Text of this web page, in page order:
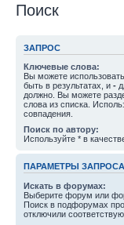
Поиск
ЗАПРОС
Ключевые слова:
Вы можете использовать
быть в результатах, и -
должно. Вы можете
слова из списка.
совпадения.
Поиск по автору:
Используйте * в
ПАРАМЕТРЫ ЗАПРОСА
Искать в форумах:
Выберите форум или
Поиск в подфорумах
отключили